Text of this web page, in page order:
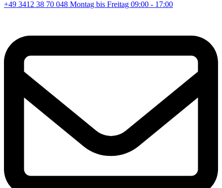
+49 3412 38 70 048 Montag bis Freitag 09:00 - 17:00